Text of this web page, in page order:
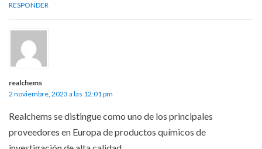
RESPONDER
realchems
2 noviembre, 2023 a las 12:01 pm
Realchems se distingue como uno de los principales
proveedores en Europa de productos químicos de